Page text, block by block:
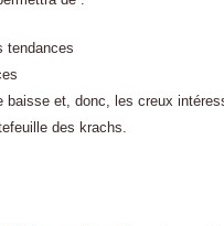
tendances
baisse et, donc, les creux
des krachs.